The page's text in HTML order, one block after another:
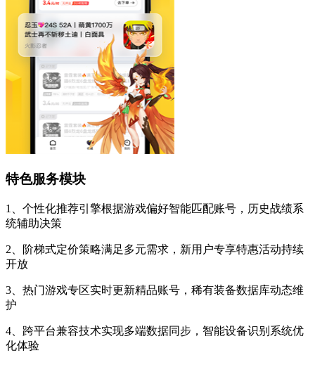
特色服务模块
1、个性化推荐引擎根据游戏偏好智能匹配账号，历史战绩系
统辅助决策
2、阶梯式定价策略满足多元需求，新用户专享特惠活动持续
开放
3、热门游戏专区实时更新精品账号，稀有装备数据库动态维
护
4、跨平台兼容技术实现多端数据同步，智能设备识别系统优
化体验